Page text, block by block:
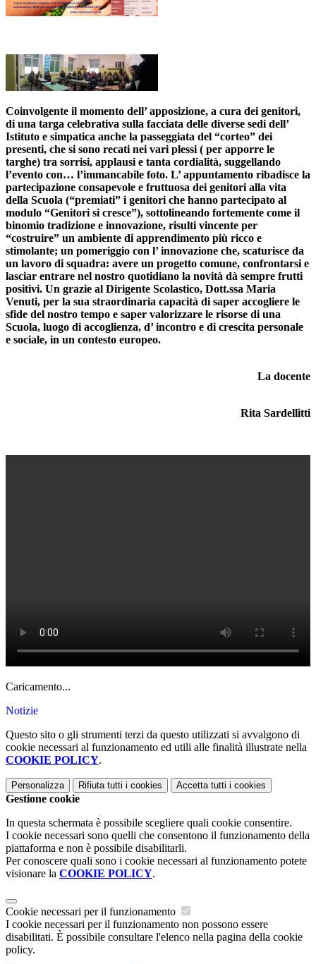
Coinvolgente il momento dell’ apposizione, a cura dei genitori,
di una targa celebrativa sulla facciata delle diverse sedi dell’
Istituto e simpatica anche la passeggiata del “corteo” dei
presenti, che si sono recati nei vari plessi ( per apporre le
targhe) tra sorrisi, applausi e tanta cordialità, suggellando
l’evento con… l’immancabile foto. L’ appuntamento ribadisce la
partecipazione consapevole e fruttuosa dei genitori alla vita
della Scuola (“premiati” i genitori che hanno partecipato al
modulo “Genitori si cresce”), sottolineando fortemente come il
binomio tradizione e innovazione, risulti vincente per
“costruire” un ambiente di apprendimento più ricco e
stimolante; un pomeriggio con l’ innovazione che, scaturisce da
un lavoro di squadra: avere un progetto comune, confrontarsi e
lasciar entrare nel nostro quotidiano la novità dà sempre frutti
positivi. Un grazie al Dirigente Scolastico, Dott.ssa Maria
Venuti, per la sua straordinaria capacità di saper accogliere le
sfide del nostro tempo e saper valorizzare le risorse di una
Scuola, luogo di accoglienza, d’ incontro e di crescita personale
e sociale, in un contesto europeo.
La docente
Rita Sardellitti
Caricamento...
Notizie
Questo sito o gli strumenti terzi da questo utilizzati si avvalgono di
cookie necessari al funzionamento ed utili alle finalità illustrate nella
COOKIE POLICY.
Personalizza Rifiuta tutti i cookies Accetta tutti i cookies
Gestione cookie
In questa schermata è possibile scegliere quali cookie consentire.
I cookie necessari sono quelli che consentono il funzionamento della
piattaforma e non è possibile disabilitarli.
Per conoscere quali sono i cookie necessari al funzionamento potete
visionare la COOKIE POLICY.
Cookie necessari per il funzionamento
I cookie necessari per il funzionamento non possono essere
disabilitati. È possibile consultare l'elenco nella pagina della cookie
policy.